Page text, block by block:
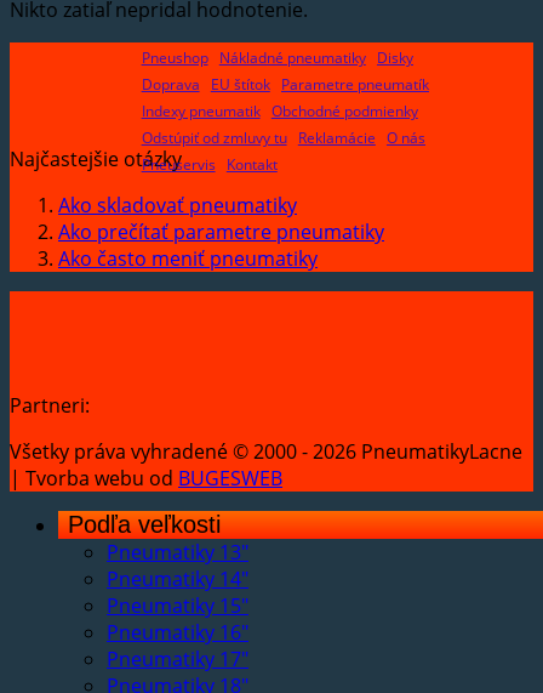
Nikto zatiaľ nepridal hodnotenie.
Pneushop Nákladné pneumatiky
Disky
Doprava
EU štítok
Parametre pneumatík
Indexy pneumatik Obchodné podmienky
Odstúpiť od zmluvy tu
Reklamácie O nás
Pneuservis
Kontakt
Najčastejšie otázky
Ako skladovať pneumatiky
Ako prečítať parametre pneumatiky
Ako často meniť pneumatiky
Partneri:
Všetky práva vyhradené © 2000 - 2026 PneumatikyLacne
| Tvorba webu od BUGESWEB
Podľa veľkosti
Pneumatiky 13"
Pneumatiky 14"
Pneumatiky 15"
Pneumatiky 16"
Pneumatiky 17"
Pneumatiky 18"